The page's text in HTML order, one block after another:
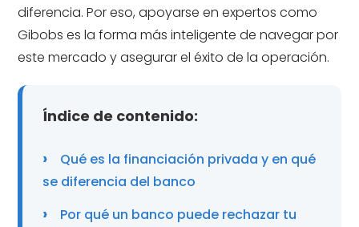
diferencia. Por eso, apoyarse en expertos como
Gibobs es la forma más inteligente de navegar por
este mercado y asegurar el éxito de la operación.
Índice de contenido:
Qué es la financiación privada y en qué
se diferencia del banco
Por qué un banco puede rechazar tu